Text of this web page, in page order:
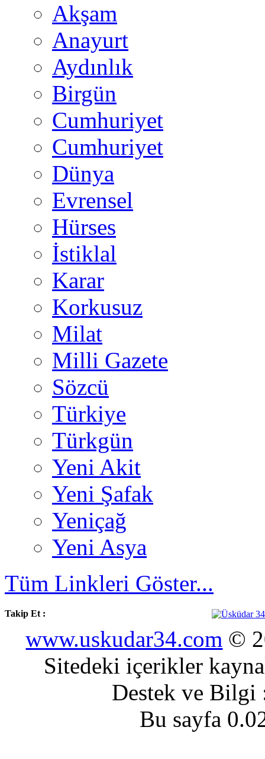
Akşam
Anayurt
Aydınlık
Birgün
Cumhuriyet
Cumhuriyet
Dünya
Evrensel
Hürses
İstiklal
Karar
Korkusuz
Milat
Milli Gazete
Sözcü
Türkiye
Türkgün
Yeni Akit
Yeni Şafak
Yeniçağ
Yeni Asya
Tüm Linkleri Göster...
Takip Et :
www.uskudar34.com ©
Sitedeki içerikler
Destek ve
Bu sayfa